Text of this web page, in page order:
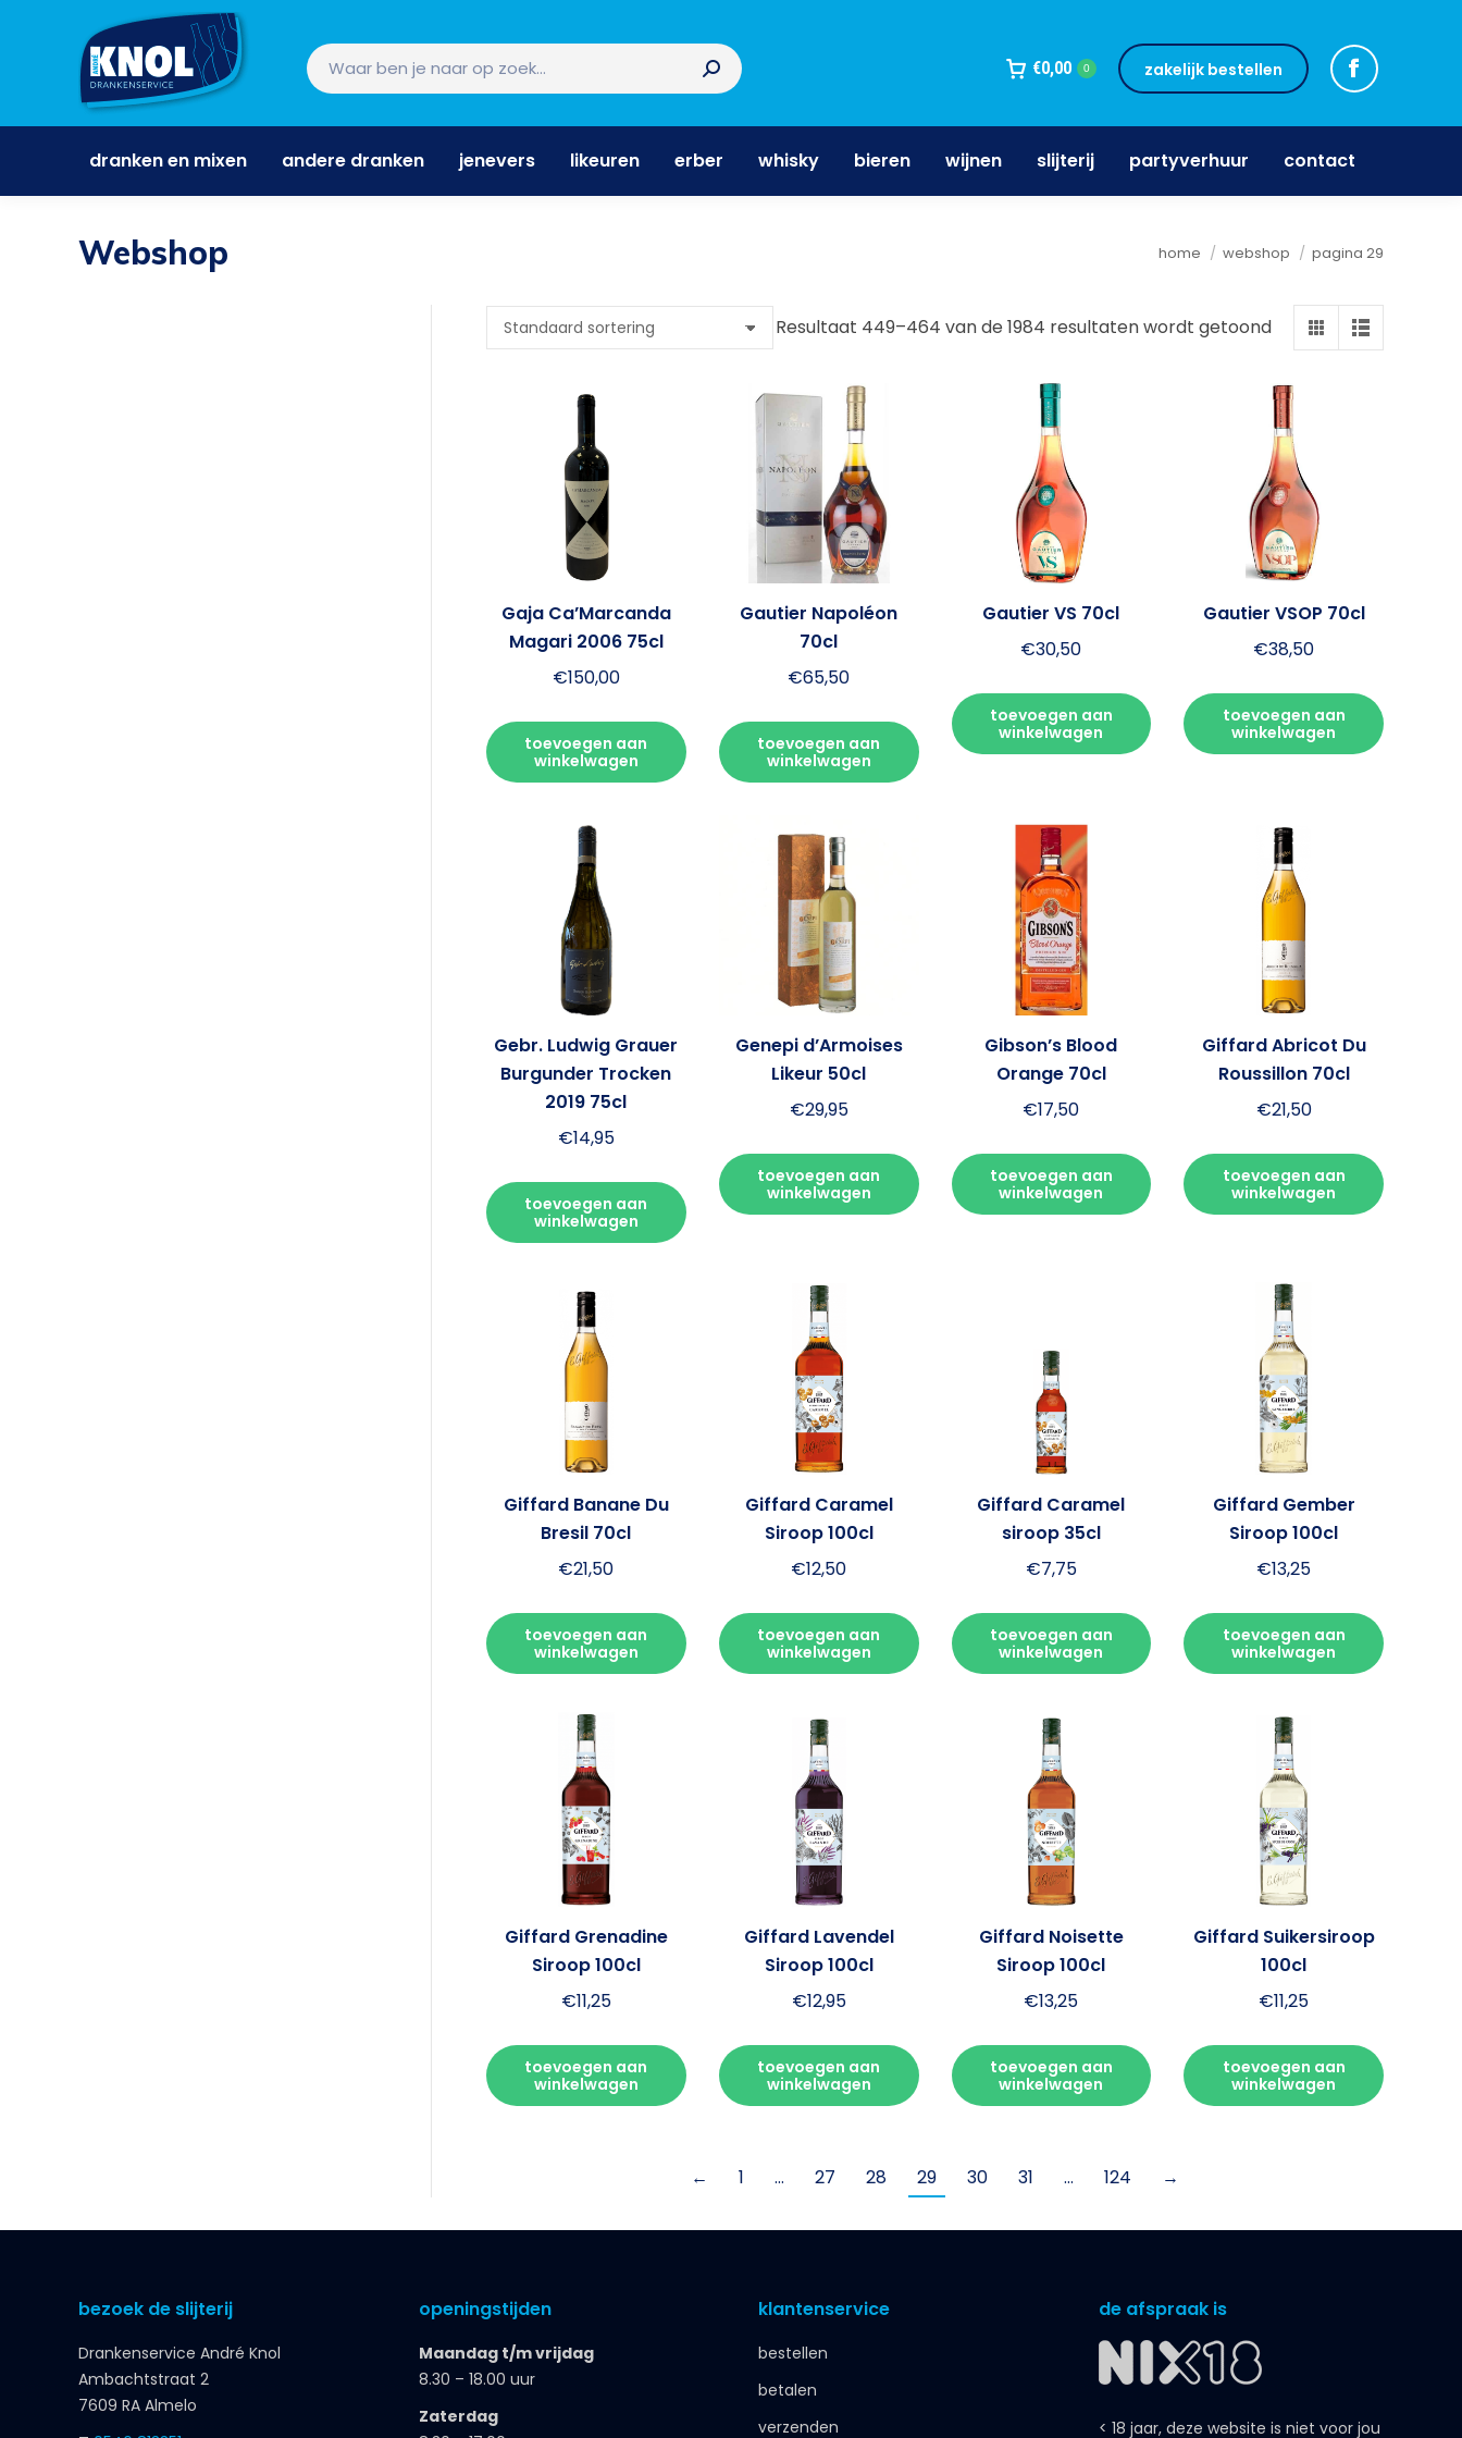
€0,00 0 zakelijk bestellen
dranken en mixen andere dranken jenevers likeuren erber whisky bieren wijnen slijterij partyverhuur contact
Webshop Je bent hier:
home webshop pagina 29
Resultaat 449–464 van de 1984 resultaten wordt getoond
Gaja Ca’Marcanda
Magari 2006 75cl
€150,00
toevoegen aan
winkelwagen
Gautier Napoléon
70cl
€65,50
toevoegen aan
winkelwagen
Gautier VS 70cl
€30,50
toevoegen aan
winkelwagen
Gautier VSOP 70cl
€38,50
toevoegen aan
winkelwagen
Gebr. Ludwig Grauer
Burgunder Trocken
2019 75cl
€14,95
toevoegen aan
winkelwagen
Genepi d’Armoises
Likeur 50cl
€29,95
toevoegen aan
winkelwagen
Gibson’s Blood
Orange 70cl
€17,50
toevoegen aan
winkelwagen
Giffard Abricot Du
Roussillon 70cl
€21,50
toevoegen aan
winkelwagen
Giffard Banane Du
Bresil 70cl
€21,50
toevoegen aan
winkelwagen
Giffard Caramel
Siroop 100cl
€12,50
toevoegen aan
winkelwagen
Giffard Caramel
siroop 35cl
€7,75
toevoegen aan
winkelwagen
Giffard Gember
Siroop 100cl
€13,25
toevoegen aan
winkelwagen
Giffard Grenadine
Siroop 100cl
€11,25
toevoegen aan
winkelwagen
Giffard Lavendel
Siroop 100cl
€12,95
toevoegen aan
winkelwagen
Giffard Noisette
Siroop 100cl
€13,25
toevoegen aan
winkelwagen
Giffard Suikersiroop
100cl
€11,25
toevoegen aan
winkelwagen
← 1 … 27 28 29 30 31 … 124 →
bezoek de slijterij
Drankenservice André Knol
Ambachtstraat 2
7609 RA Almelo
openingstijden
Maandag t/m vrijdag
8.30 – 18.00 uur
Zaterdag
klantenservice
bestellen
betalen
verzenden
de afspraak is
< 18 jaar, deze website is niet voor jou
dranken en mixen